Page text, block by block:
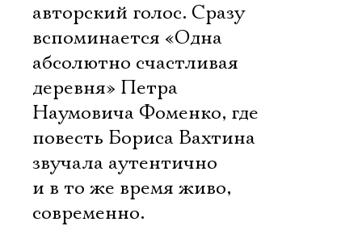
авторский голос. Сразу
вспоминается «Одна
абсолютно счастливая
деревня» Петра
Наумовича Фоменко, где
повесть Бориса Вахтина
звучала аутентично
и в то же время живо,
современно.